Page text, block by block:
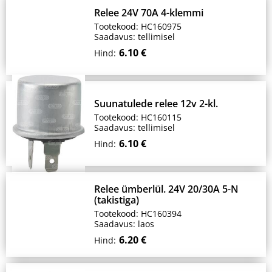
Relee 24V 70A 4-klemmi
Tootekood: HC160975
Saadavus: tellimisel
Hind: 6.10 €
Suunatulede relee 12v 2-kl.
Tootekood: HC160115
Saadavus: tellimisel
Hind: 6.10 €
Relee ümberlül. 24V 20/30A 5-N
(takistiga)
Tootekood: HC160394
Saadavus: laos
Hind: 6.20 €